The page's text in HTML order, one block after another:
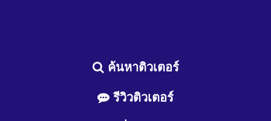
ค้นหาติวเตอร์
รีวิวติวเตอร์